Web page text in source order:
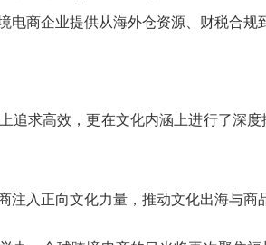
电商企业提供从海外仓资源、财税合规
追求高效，更在文化内涵上进行了深
注入正向文化力量，推动文化出海与商